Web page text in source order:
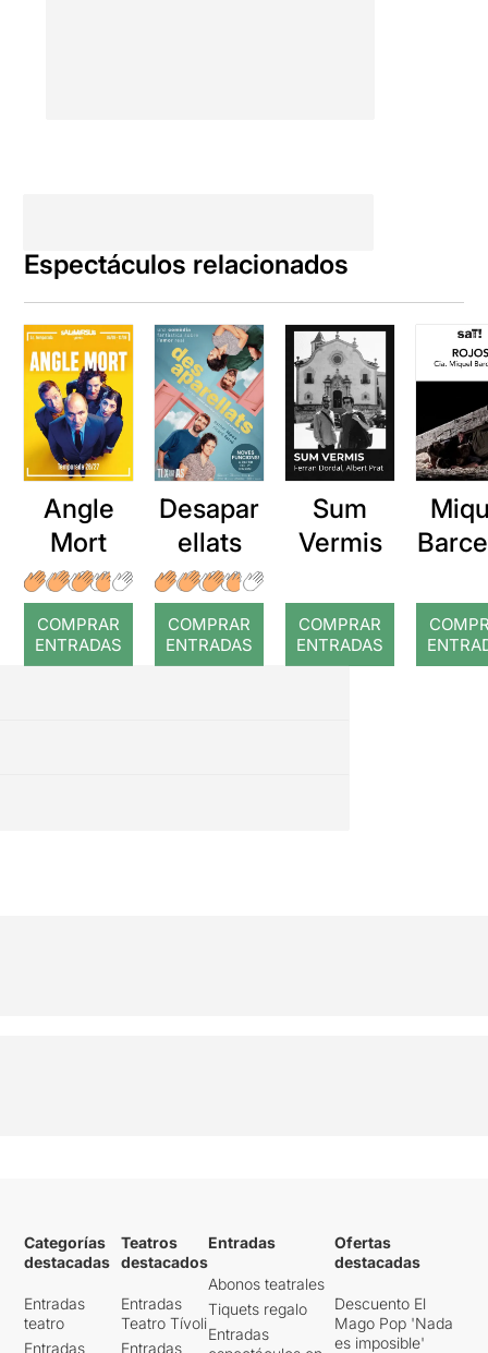
Espectáculos relacionados
Angle
Mort
COMPRAR
ENTRADAS
Desapar
ellats
COMPRAR
ENTRADAS
Sum
Vermis
COMPRAR
ENTRADAS
Categorías
destacadas
Entradas
teatro
Entradas
Teatros
destacados
Entradas
Teatro Tívoli
Entradas
Entradas
Abonos teatrales
Tiquets regalo
Entradas
Ofertas
destacadas
Descuento El
Mago Pop 'Nada
es imposible'